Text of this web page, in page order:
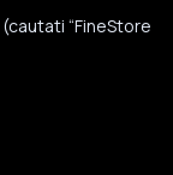
“FineStore